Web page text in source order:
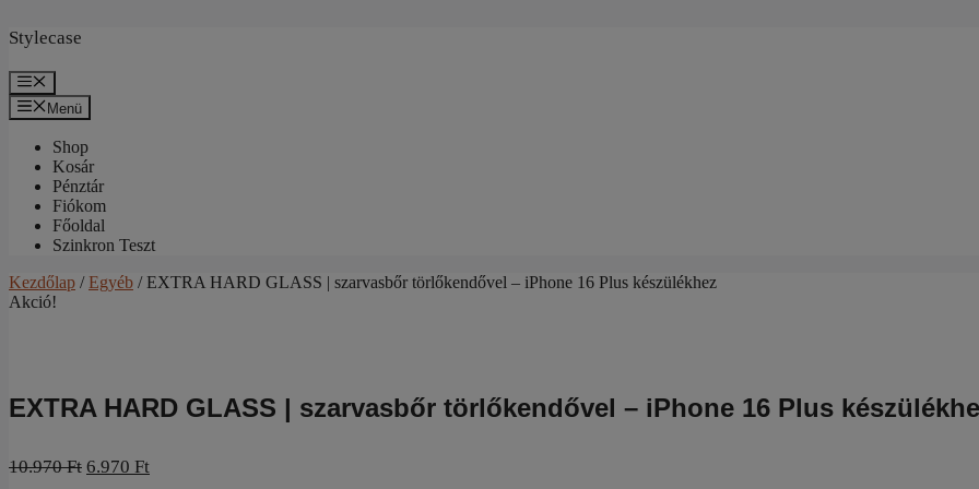
a
Stylecase
Menü
Shop
Kosár
Pénztár
Fiókom
Főoldal
Szinkron Teszt
Kezdőlap /Egyéb / EXTRA HARD GLASS | szarvasbőr törlőkendővel – iPhone 16 Plus készülékhez
Akció!
EXTRA HARD GLASS | szarvasbőr törlőkendővel – iPhone 16 Plus
10.970Ft Original
6.970 FtCurrent